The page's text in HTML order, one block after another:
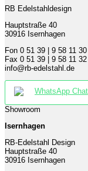
RB Edelstahldesign
Hauptstraße 40
30916 Isernhagen
Fon 0 51 39 | 9 58 11 30
Fax 0 51 39 | 9 58 11 32
info@rb-edelstahl.de
WhatsApp Chat
Showroom
Isernhagen
RB-Edelstahl Design
Hauptstraße 40
30916 Isernhagen